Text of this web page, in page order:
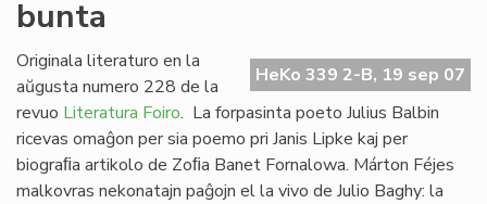
bunta
HeKo 339 2-B, 19 sep 07
Originala literaturo en la
aŭgusta numero 228 de la
revuo Literatura Foiro. La forpasinta poeto Julius Balbin
ricevas omaĝon per sia poemo pri Janis Lipke kaj per
biograﬁa artikolo de Zoﬁa Banet Fornalowa. Márton Féjes
malkovras nekonatajn paĝojn el la vivo de Julio Baghy: la